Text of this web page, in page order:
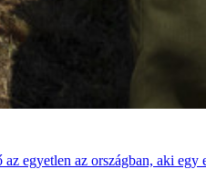
egyetlen az országban, aki egy